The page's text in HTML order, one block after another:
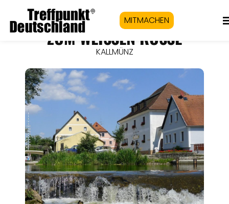
MITMACHEN
ZUM WEISSEN RÖSSL
KALLMÜNZ